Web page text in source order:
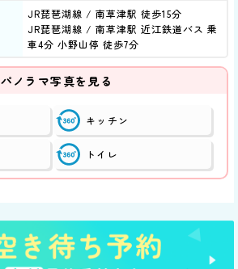
JR琵琶湖線 / 南草津駅 徒歩15分
JR琵琶湖線 / 南草津駅 近江鉄道バス 乗
車4分 小野山停 徒歩7分
パノラマ写真を見る
キッチン
トイレ